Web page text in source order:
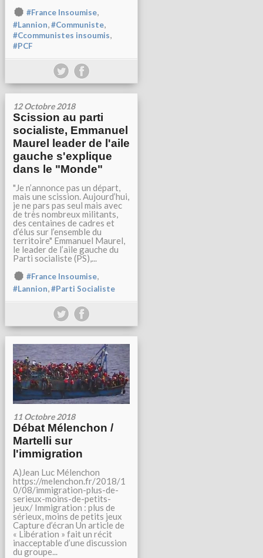
#France Insoumise,
#Lannion,#Communiste,
#Ccommunistes insoumis,
#PCF
12 Octobre 2018
Scission au parti
socialiste, Emmanuel
Maurel leader de l'aile
gauche s'explique
dans le "Monde"
"Je n’annonce pas un départ,
mais une scission. Aujourd’hui,
je ne pars pas seul mais avec
de très nombreux militants,
des centaines de cadres et
d’élus sur l’ensemble du
territoire" Emmanuel Maurel,
le leader de l’aile gauche du
Parti socialiste (PS),...
#France Insoumise,
#Lannion,#Parti Socialiste
11 Octobre 2018
Débat Mélenchon /
Martelli sur
l'immigration
A)Jean Luc Mélenchon
https://melenchon.fr/2018/1
0/08/immigration-plus-de-
serieux-moins-de-petits-
jeux/ Immigration : plus de
sérieux, moins de petits jeux
Capture d’écran Un article de
« Libération » fait un récit
inacceptable d’une discussion
du groupe...